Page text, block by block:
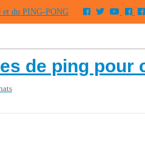
et du PING-PONG
de ping pour